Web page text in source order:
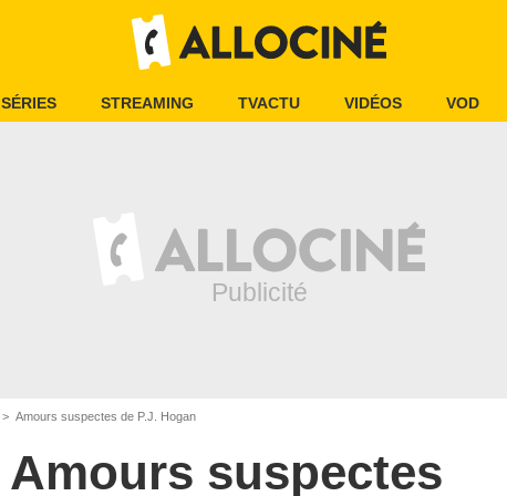
SÉRIES STREAMING TVACTU VIDÉOS VOD
Amours suspectes de P.J. Hogan
Amours suspectes